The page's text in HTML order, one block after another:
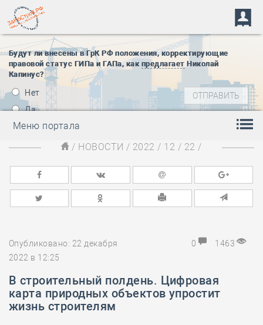
Будут ли внесены в ГрК РФ положения, корректирующие
правовой статус ГИПа и ГАПа, как предлагает Николай
Капинус?
Нет
Да
Меню портала
/ НОВОСТИ / 2022 / 12 / 22 /
Опубликовано: 22 декабря
2022 в 12:25
0 1463
В строительный полдень. Цифровая
карта природных объектов упростит
жизнь строителям